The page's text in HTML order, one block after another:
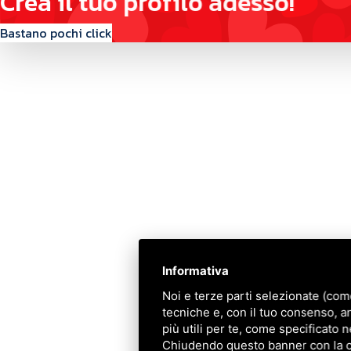
Informativa
Noi e terze parti selezionate
tecniche e, con il tuo consenso,
più utili per te, come specificato
Chiudendo questo banner con la
Bastano pochi click